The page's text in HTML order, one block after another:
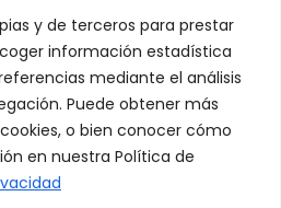
y de terceros para prestar
información estadística
mediante el análisis
Puede obtener más
o bien conocer cómo
en nuestra Política de
Política de privacidad
de cookies
de Zaragoza. Todos los
web: